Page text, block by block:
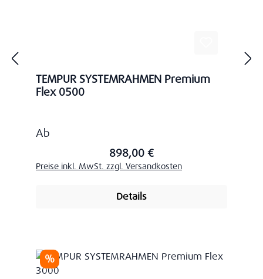
TEMPUR SYSTEMRAHMEN Premium
Flex 0500
Regulärer Preis:
Ab
898,00 €
Preise inkl. MwSt. zzgl. Versandkosten
Details
Rabatt
%